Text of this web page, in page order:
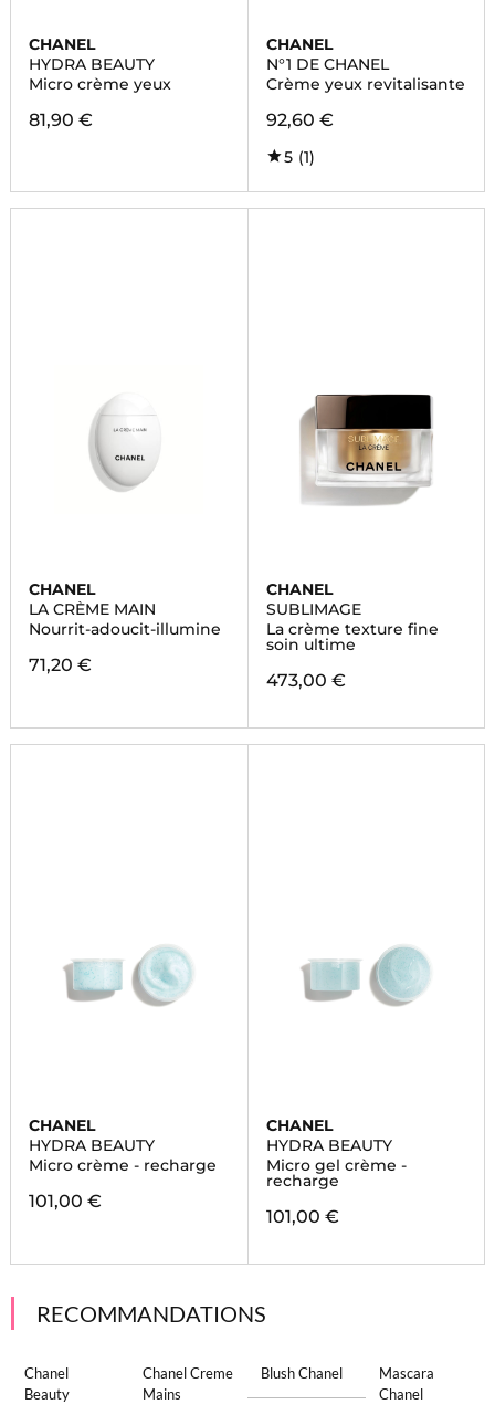
CHANEL
HYDRA BEAUTY
Micro crème yeux
81,90 €
CHANEL
N°1 DE CHANEL
Crème yeux revitalisante
92,60 €
5 (1)
CHANEL
LA CRÈME MAIN
Nourrit-adoucit-illumine
71,20 €
CHANEL
SUBLIMAGE
La crème texture fine
soin ultime
473,00 €
CHANEL
HYDRA BEAUTY
Micro crème - recharge
101,00 €
CHANEL
HYDRA BEAUTY
Micro gel crème -
recharge
101,00 €
RECOMMANDATIONS
Chanel
Beauty
Chanel Creme
Mains
Blush Chanel
Mascara
Chanel